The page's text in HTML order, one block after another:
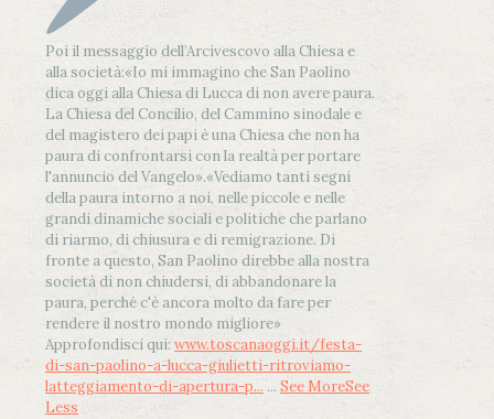
Poi il messaggio dell’Arcivescovo alla Chiesa e
alla società:«Io mi immagino che San Paolino
dica oggi alla Chiesa di Lucca di non avere paura.
La Chiesa del Concilio, del Cammino sinodale e
del magistero dei papi è una Chiesa che non ha
paura di confrontarsi con la realtà per portare
l'annuncio del Vangelo».«Vediamo tanti segni
della paura intorno a noi, nelle piccole e nelle
grandi dinamiche sociali e politiche che parlano
di riarmo, di chiusura e di remigrazione. Di
fronte a questo, San Paolino direbbe alla nostra
società di non chiudersi, di abbandonare la
paura, perché c'è ancora molto da fare per
rendere il nostro mondo migliore»
Approfondisci qui: www.toscanaoggi.it/festa-
di-san-paolino-a-lucca-giulietti-ritroviamo-
latteggiamento-di-apertura-p... ... See MoreSee
Less